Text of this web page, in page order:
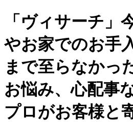
「ヴィサーチ」
やお家でのお手
まで至らなかっ
お悩み、心配事
プロがお客様と